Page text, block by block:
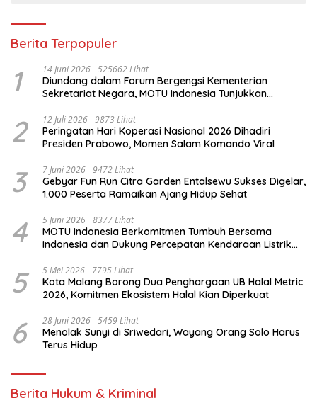
Berita Terpopuler
1 14 Juni 2026 525662 Lihat
Diundang dalam Forum Bergengsi Kementerian
Sekretariat Negara, MOTU Indonesia Tunjukkan
2 12 Juli 2026 9873 Lihat
Peringatan Hari Koperasi Nasional 2026 Dihadiri
Presiden Prabowo, Momen Salam Komando Viral
3 7 Juni 2026 9472 Lihat
Gebyar Fun Run Citra Garden Entalsewu Sukses Digelar,
1.000 Peserta Ramaikan Ajang Hidup Sehat
4 5 Juni 2026 8377 Lihat
MOTU Indonesia Berkomitmen Tumbuh Bersama
Indonesia dan Dukung Percepatan Kendaraan Listrik
5 5 Mei 2026 7795 Lihat
Kota Malang Borong Dua Penghargaan UB Halal Metric
2026, Komitmen Ekosistem Halal Kian Diperkuat
6 28 Juni 2026 5459 Lihat
Menolak Sunyi di Sriwedari, Wayang Orang Solo Harus
Terus Hidup
Berita Hukum & Kriminal